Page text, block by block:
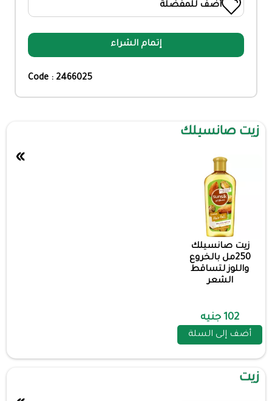
أضف للمفضلة
إتمام الشراء
Code : 2466025
زيت صانسيلك
زيت صانسيلك
250مل بالخروع
واللوز لتساقط
الشعر
102 جنيه
أضف إلى السلة
»
زيت